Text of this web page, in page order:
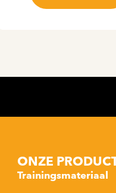
ONZE
Trainingsmateriaal